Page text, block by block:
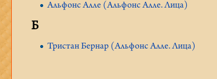
Альфонс Алле (Альфонс Алле. Лица)
Б
Тристан Бернар (Альфонс Алле. Лица)